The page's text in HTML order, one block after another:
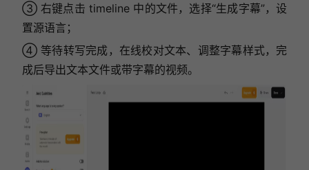
③ 右键点击 timeline 中的文件，选择“生成字幕”，设
置源语言；
④ 等待转写完成，在线校对文本、调整字幕样式，完
成后导出文本文件或带字幕的视频。